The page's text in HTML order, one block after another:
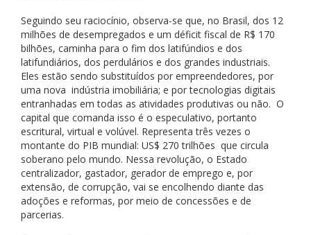
Seguindo seu raciocínio, observa-se que, no Brasil, dos 12
milhões de desempregados e um déficit fiscal de R$ 170
bilhões, caminha para o fim dos latifúndios e dos
latifundiários, dos perdulários e dos grandes industriais.
Eles estão sendo substituídos por empreendedores, por
uma nova indústria imobiliária; e por tecnologias digitais
entranhadas em todas as atividades produtivas ou não. O
capital que comanda isso é o especulativo, portanto
escritural, virtual e volúvel. Representa três vezes o
montante do PIB mundial: US$ 270 trilhões que circula
soberano pelo mundo. Nessa revolução, o Estado
centralizador, gastador, gerador de emprego e, por
extensão, de corrupção, vai se encolhendo diante das
adoções e reformas, por meio de concessões e de
parcerias.